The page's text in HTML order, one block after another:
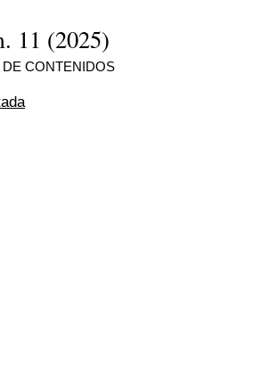
11 (2025)
DE CONTENIDOS